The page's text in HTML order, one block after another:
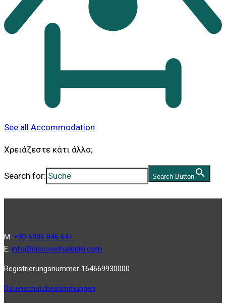
See all Accommodation
Χρειάζεστε κάτι άλλο;
Search for: Search Button
Μ. +30 6936 846 647
Ε. info@discoverhalkidiki.com
Registrierungsnummer 164669930000
Datenschutzbestimmungen